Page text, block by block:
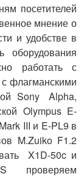
посетителей
мнение о
и удобстве в
оборудования
работать с
флагманскими
Sony Alpha,
Olympus E-
III и E-PL9 в
M.Zuiko F1.2
X1D-50c и
проверяем